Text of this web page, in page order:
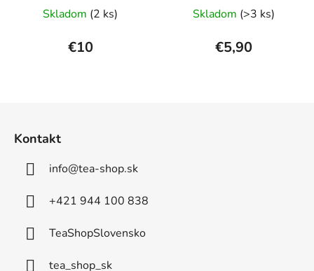
Skladom (2 ks)
€10
Skladom (>3 ks)
€5,90
Kontakt
info@tea-shop.sk
+421 944 100 838
TeaShopSlovensko
tea_shop_sk